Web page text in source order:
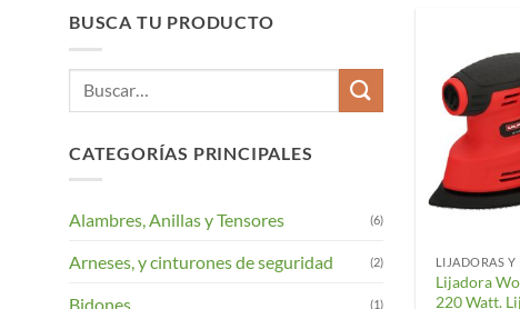
BUSCA TU PRODUCTO
Buscar
CATEGORÍAS PRINCIPALES
Alambres, Anillas y Tensores (6)
Arneses, y cinturones de seguridad (2)
Bidones (1)
Lijadora
220 Watt.